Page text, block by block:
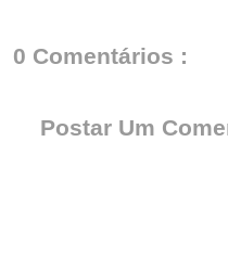
0 Comentários :
Postar Um